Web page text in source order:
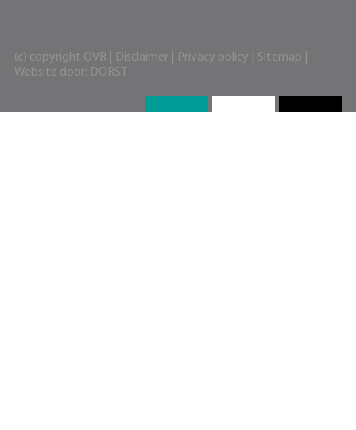
(c) copyright OVR | Disclaimer| Privacy policy Sitemap
Website door: DORST